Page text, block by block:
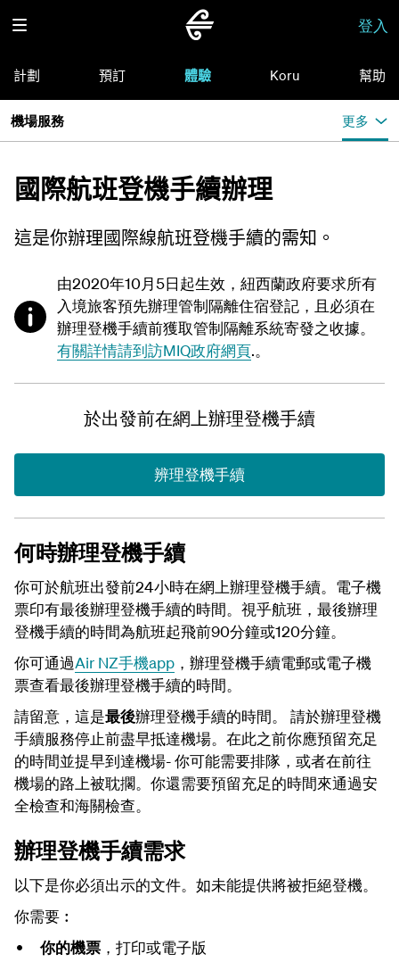
登入
計劃 預訂 體驗 Koru 幫助
機場服務 更多
國際航班登機手續辦理
這是你辦理國際線航班登機手續的需知。
由2020年10月5日起生效，紐西蘭政府要求所有
入境旅客預先辦理管制隔離住宿登記，且必須在
辦理登機手續前獲取管制隔離系統寄發之收據。
有關詳情請到訪MIQ政府網頁.。
於出發前在網上辦理登機手續
辨理登機手續
何時辦理登機手續
你可於航班出發前24小時在網上辦理登機手續。電子機
票印有最後辦理登機手續的時間。視乎航班，最後辦理
登機手續的時間為航班起飛前90分鐘或120分鐘。
你可通過Air NZ手機app ，辦理登機手續電郵或電子機
票查看最後辦理登機手續的時間。
請留意，這是最後辦理登機手續的時間。 請於辦理登機
手續服務停止前盡早抵達機場。在此之前你應預留充足
的時間並提早到達機場- 你可能需要排隊，或者在前往
機場的路上被耽擱。你還需要預留充足的時間來通過安
全檢查和海關檢查。
辦理登機手續需求
以下是你必須出示的文件。如未能提供將被拒絕登機。
你需要︰
你的機票，打印或電子版